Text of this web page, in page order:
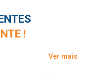
!
Ver mais